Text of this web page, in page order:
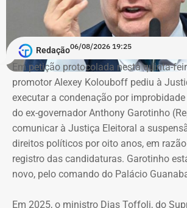
administrativas. Os gastos classificados
judiciais saltaram de R$ 17,5 milhões,
292,8 milhões em 2025.
A alta foi de aproximadamente 1.576%
ano.
A rubrica, sozinha, respondeu por cerca
aumento das despesas gerais e
companhia, que passaram de R$ 587,2
1,03 bilhão.
Redação06/08/2026 19:25
Em petição protocolada nesta quinta-
promotor Alexey Kolouboff pediu à
executar a condenação por
do ex-governador Anthony Garotinho
comunicar à Justiça Eleitoral a
direitos políticos por oito anos, em
registro das candidaturas. Garotinho
novo, pelo comando do Palácio
Em 2025, o ministro Dias Toffoli, do